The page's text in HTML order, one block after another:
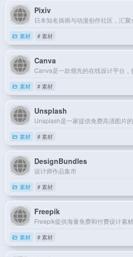
Pixiv
素材 # 素材
Canva
素材 # 素材
Unsplash
素材 # 素材
DesignBundles
设计师作品集市
素材 # 素材
Freepik
素材 # 素材